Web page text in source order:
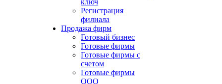
ключ
Регистрация
филиала
Продажа фирм
Готовый бизнес
Готовые фирмы
Готовые фирмы с
счетом
Готовые фирмы
OOO